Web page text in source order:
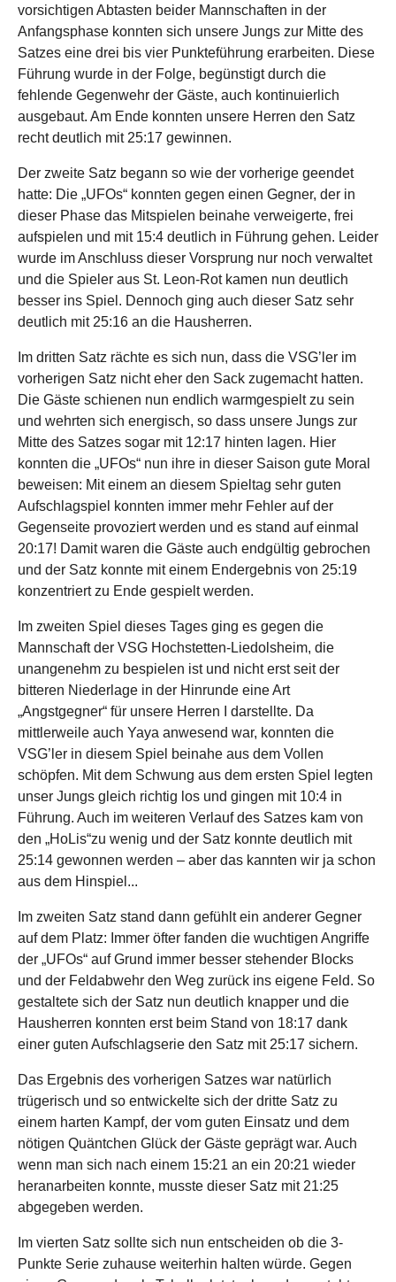
vorsichtigen Abtasten beider Mannschaften in der
Anfangsphase konnten sich unsere Jungs zur Mitte des
Satzes eine drei bis vier Punkteführung erarbeiten. Diese
Führung wurde in der Folge, begünstigt durch die
fehlende Gegenwehr der Gäste, auch kontinuierlich
ausgebaut. Am Ende konnten unsere Herren den Satz
recht deutlich mit 25:17 gewinnen.
Der zweite Satz begann so wie der vorherige geendet
hatte: Die „UFOs“ konnten gegen einen Gegner, der in
dieser Phase das Mitspielen beinahe verweigerte, frei
aufspielen und mit 15:4 deutlich in Führung gehen. Leider
wurde im Anschluss dieser Vorsprung nur noch verwaltet
und die Spieler aus St. Leon-Rot kamen nun deutlich
besser ins Spiel. Dennoch ging auch dieser Satz sehr
deutlich mit 25:16 an die Hausherren.
Im dritten Satz rächte es sich nun, dass die VSG’ler im
vorherigen Satz nicht eher den Sack zugemacht hatten.
Die Gäste schienen nun endlich warmgespielt zu sein
und wehrten sich energisch, so dass unsere Jungs zur
Mitte des Satzes sogar mit 12:17 hinten lagen. Hier
konnten die „UFOs“ nun ihre in dieser Saison gute Moral
beweisen: Mit einem an diesem Spieltag sehr guten
Aufschlagspiel konnten immer mehr Fehler auf der
Gegenseite provoziert werden und es stand auf einmal
20:17! Damit waren die Gäste auch endgültig gebrochen
und der Satz konnte mit einem Endergebnis von 25:19
konzentriert zu Ende gespielt werden.
Im zweiten Spiel dieses Tages ging es gegen die
Mannschaft der VSG Hochstetten-Liedolsheim, die
unangenehm zu bespielen ist und nicht erst seit der
bitteren Niederlage in der Hinrunde eine Art
„Angstgegner“ für unsere Herren I darstellte. Da
mittlerweile auch Yaya anwesend war, konnten die
VSG’ler in diesem Spiel beinahe aus dem Vollen
schöpfen. Mit dem Schwung aus dem ersten Spiel legten
unser Jungs gleich richtig los und gingen mit 10:4 in
Führung. Auch im weiteren Verlauf des Satzes kam von
den „HoLis“zu wenig und der Satz konnte deutlich mit
25:14 gewonnen werden – aber das kannten wir ja schon
aus dem Hinspiel...
Im zweiten Satz stand dann gefühlt ein anderer Gegner
auf dem Platz: Immer öfter fanden die wuchtigen Angriffe
der „UFOs“ auf Grund immer besser stehender Blocks
und der Feldabwehr den Weg zurück ins eigene Feld. So
gestaltete sich der Satz nun deutlich knapper und die
Hausherren konnten erst beim Stand von 18:17 dank
einer guten Aufschlagserie den Satz mit 25:17 sichern.
Das Ergebnis des vorherigen Satzes war natürlich
trügerisch und so entwickelte sich der dritte Satz zu
einem harten Kampf, der vom guten Einsatz und dem
nötigen Quäntchen Glück der Gäste geprägt war. Auch
wenn man sich nach einem 15:21 an ein 20:21 wieder
heranarbeiten konnte, musste dieser Satz mit 21:25
abgegeben werden.
Im vierten Satz sollte sich nun entscheiden ob die 3-
Punkte Serie zuhause weiterhin halten würde. Gegen